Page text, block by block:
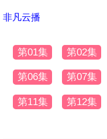
非凡云播
第01集 第02集
第06集 第07集
第11集 第12集